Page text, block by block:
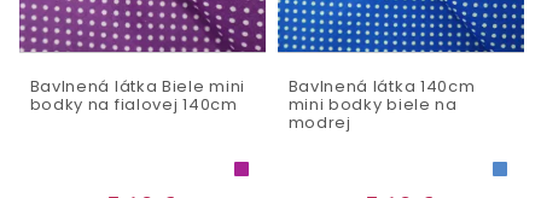
Bavlnená látka Biele mini
bodky na fialovej 140cm
Bavlnená látka 140cm
mini bodky biele na
modrej